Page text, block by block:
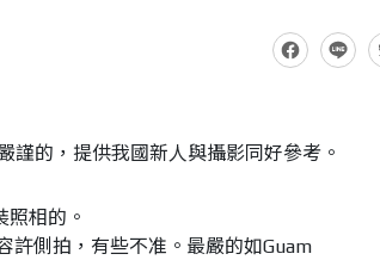
謹的，提供我國新人與攝影同好參考。
照相的。
許側拍，有些不准。最嚴的如Guam